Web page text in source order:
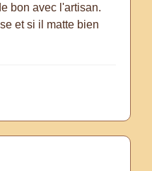
bon avec l'artisan.
et si il matte bien